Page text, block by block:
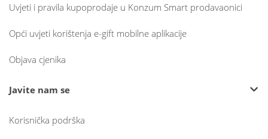
Uvjeti i pravila kupoprodaje u Konzum Smart prodavaonici
Opći uvjeti korištenja e-gift mobilne aplikacije
Objava cjenika
Javite nam se
Korisnička podrška